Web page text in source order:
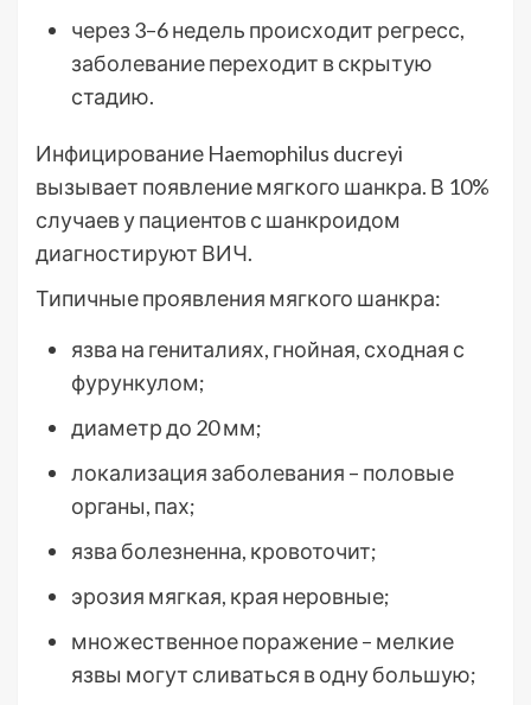
через 3–6 недель происходит регресс,
заболевание переходит в скрытую
стадию.
Инфицирование Haemophilus ducreyi
вызывает появление мягкого шанкра. В 10%
случаев у пациентов с шанкроидом
диагностируют ВИЧ.
Типичные проявления мягкого шанкра:
язва на гениталиях, гнойная, сходная с
фурункулом;
диаметр до 20 мм;
локализация заболевания – половые
органы, пах;
язва болезненна, кровоточит;
эрозия мягкая, края неровные;
множественное поражение – мелкие
язвы могут сливаться в одну большую;